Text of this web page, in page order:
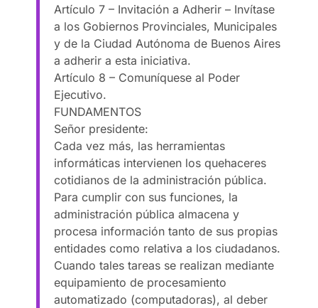
Artículo 7 – Invitación a Adherir – Invítase
a los Gobiernos Provinciales, Municipales
y de la Ciudad Autónoma de Buenos Aires
a adherir a esta iniciativa.
Artículo 8 – Comuníquese al Poder
Ejecutivo.
FUNDAMENTOS
Señor presidente:
Cada vez más, las herramientas
informáticas intervienen los quehaceres
cotidianos de la administración pública.
Para cumplir con sus funciones, la
administración pública almacena y
procesa información tanto de sus propias
entidades como relativa a los ciudadanos.
Cuando tales tareas se realizan mediante
equipamiento de procesamiento
automatizado (computadoras), al deber